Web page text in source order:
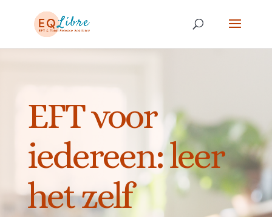
EFT voor
iedereen: leer
het zelf